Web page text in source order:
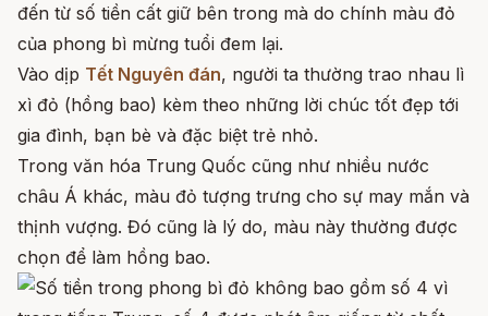
đến từ số tiền cất giữ bên trong mà do chính màu đỏ
của phong bì mừng tuổi đem lại.
Vào dịp Tết Nguyên đán, người ta thường trao nhau lì
xì đỏ (hồng bao) kèm theo những lời chúc tốt đẹp tới
gia đình, bạn bè và đặc biệt trẻ nhỏ.
Trong văn hóa Trung Quốc cũng như nhiều nước
châu Á khác, màu đỏ tượng trưng cho sự may mắn và
thịnh vượng. Đó cũng là lý do, màu này thường được
chọn để làm hồng bao.